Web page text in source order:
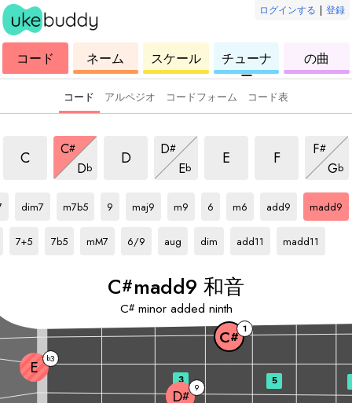
ログインする | 登録
ウ
ク
レ
コード
コ
ー
ド
ネーム
ウ
ク
レ
レ
スケール
ク
レ
レ
チューナ
ー
ク
レ
の曲
コード アルペジオ コードフォーム コード表
C
madd9 和音
C#
madd9 和音
Db
madd9 和音
D D#
madd9 和音
Eb
madd9 和音
E
F
F#
madd9
Gb
dim7
m7b5
9
maj9
m9
6
m6
add9
madd9
7+5
7b5
mM7
6/9
aug
dim
add11
madd11
C#madd9 和音
C# minor added ninth
D# 9
E b3
C# 1
3 5